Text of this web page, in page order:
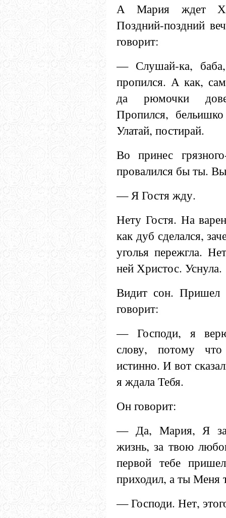
А Мария ждет
Поздний-поздний
говорит:
— Слушай-ка,
пропился. А как,
да рюмочки
Пропился,
Улатай, постирай.
Во принес
провалился бы ты.
— Я Гостя жду.
Нету Гостя. На
как дуб сделался,
уголья пережгла.
ней Христос. Уснула.
Видит сон. Пришел
говорит:
— Господи, я
слову, потому
истинно. И вот
я ждала Тебя.
Он говорит:
— Да, Мария, Я за
жизнь, за твою
первой тебе
приходил, а ты Меня
— Господи. Нет,